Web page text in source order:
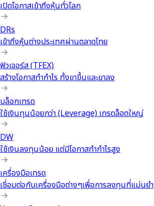
เปิดโอกาสเข้าถึงหุ้นทั่วโลก
DRs
เข้าถึงหุ้นต่างประเทศผ่านตลาดไทย
ฟิวเจอร์ส (TFEX)
สร้างโอกาสทำกำไร ทั้งขาขึ้นและขาลง
บล็อกเทรด
ใช้เงินทุนน้อยกว่า (Leverage) เทรดล็อตใหญ่
DW
ใช้เงินลงทุนน้อย แต่มีโอกาสทำกำไรสูง
เครื่องมือเทรด
เชื่อมต่อกับเครื่องมือต่างๆเพื่อการลงทุนที่แม่นยำ